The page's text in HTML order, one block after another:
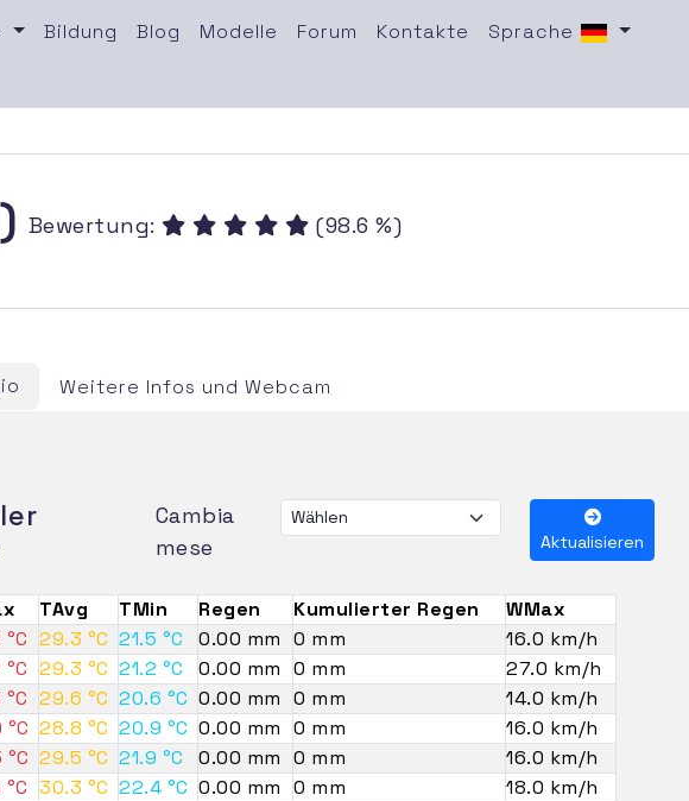
Bildung Blog Modelle Forum Kontakte Sprache
Bewertung: (98.6 %)
Weitere Infos und Webcam
Cambia
mese
Aktualisieren
TAvg TMin Regen Kumulierter Regen
WMax
29.3 °C 21.5 °C 0.00 mm 0 mm
16.0 km/h
29.3 °C 21.2 °C 0.00 mm 0 mm
27.0 km/h
29.6 °C 20.6 °C 0.00 mm 0 mm
14.0 km/h
28.8 °C 20.9 °C 0.00 mm 0 mm
16.0 km/h
29.5 °C 21.9 °C 0.00 mm 0 mm
16.0 km/h
30.3 °C 22.4 °C 0.00 mm 0 mm 18.0 km/h